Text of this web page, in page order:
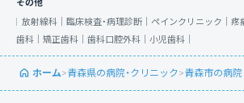
その他
放射線科｜ 臨床検査・病理診断｜ ペインクリニック｜ 疼
歯科｜ 矯正歯科｜ 歯科口腔外科｜ 小児歯科｜
ホーム>青森県の病院・クリニック>青森市の病院